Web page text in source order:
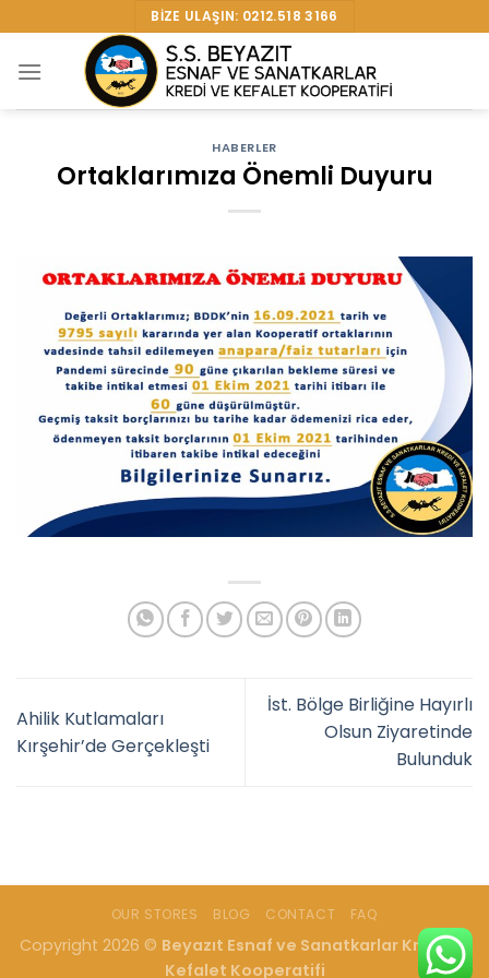
to
content
BIZE ULAŞIN: 0212.518 3166
HABERLER
Ortaklarımıza Önemli Duyuru
Ahilik Kutlamaları
Kırşehir’de Gerçekleşti
İst. Bölge Birliğine Hayırlı
Olsun Ziyaretinde
Bulunduk
OUR STORES BLOG CONTACT FAQ
Copyright 2026 © Beyazıt Esnaf ve Sanatkarlar Kredi ve
Kefalet Kooperatifi